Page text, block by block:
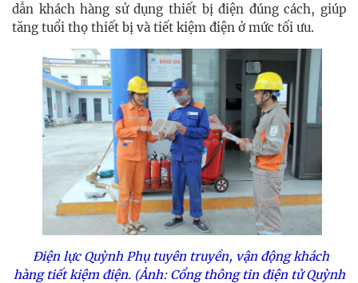
dẫn khách hàng sử dụng thiết bị điện đúng cách, giúp
tăng tuổi thọ thiết bị và tiết kiệm điện ở mức tối ưu.
Điện lực Quỳnh Phụ tuyên truyền, vận động khách
hàng tiết kiệm điện. (Ảnh: Cổng thông tin điện tử Quỳnh